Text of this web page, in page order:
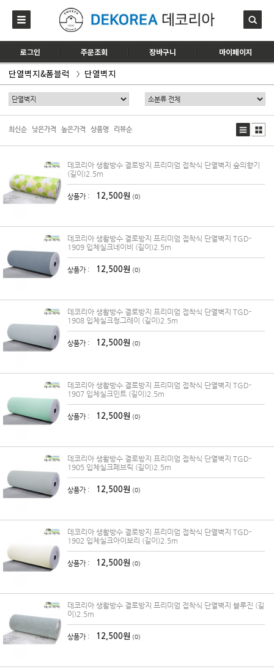
로그인 주문조회 장바구니 마이페이지
단열벽지&폼블럭 단열벽지
최신순 낮은가격 높은가격 상품명 리뷰순
데코리아 생활방수 결로방지 프리미엄 접착식 단열벽지 숲의향기
(길이)2.5m
상품가 : 12,500원 (0)
데코리아 생활방수 결로방지 프리미엄 접착식 단열벽지 TGD-
1909 입체실크네이비 (길이)2.5m
상품가 : 12,500원 (0)
데코리아 생활방수 결로방지 프리미엄 접착식 단열벽지 TGD-
1908 입체실크청그레이 (길이)2.5m
상품가 : 12,500원 (0)
데코리아 생활방수 결로방지 프리미엄 접착식 단열벽지 TGD-
1907 입체실크민트 (길이)2.5m
상품가 : 12,500원 (0)
데코리아 생활방수 결로방지 프리미엄 접착식 단열벽지 TGD-
1905 입체실크페브릭 (길이)2.5m
상품가 : 12,500원 (0)
데코리아 생활방수 결로방지 프리미엄 접착식 단열벽지 TGD-
1902 입체실크아이보리 (길이)2.5m
상품가 : 12,500원 (0)
데코리아 생활방수 결로방지 프리미엄 접착식 단열벽지 블루진 (길
이)2.5m
상품가 : 12,500원 (0)